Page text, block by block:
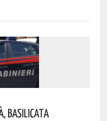
Basilicata